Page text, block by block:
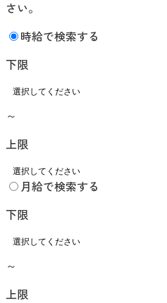
さい。
時給で検索する
下限
～
上限
月給で検索する
下限
～
上限